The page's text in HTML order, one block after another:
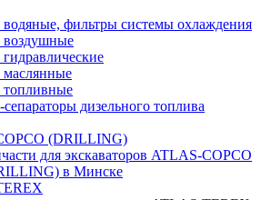
фильтры системы охлаждения
дизельного топлива
(DRILLING)
для экскаваторов ATLAS-COPCO
в Минске